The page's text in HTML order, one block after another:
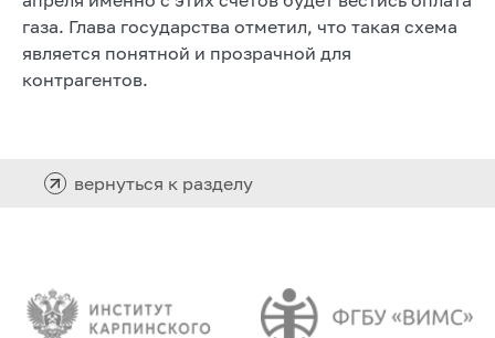
газа. Глава государства отметил, что такая схема
является понятной и прозрачной для
контрагентов.
вернуться к разделу